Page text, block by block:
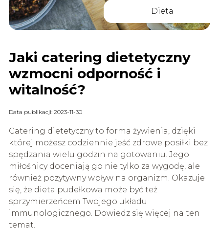
Dieta
Jaki catering dietetyczny
wzmocni odporność i
witalność?
Data publikacji: 2023-11-30
Catering dietetyczny to forma żywienia, dzięki
której możesz codziennie jeść zdrowe posiłki bez
spędzania wielu godzin na gotowaniu. Jego
miłośnicy doceniają go nie tylko za wygodę, ale
również pozytywny wpływ na organizm. Okazuje
się, że dieta pudełkowa może być też
sprzymierzeńcem Twojego układu
immunologicznego. Dowiedz się więcej na ten
temat.